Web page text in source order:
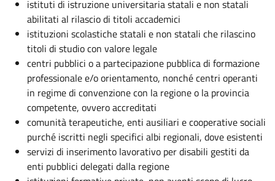
istituti di istruzione universitaria statali e non statali
abilitati al rilascio di titoli accademici
istituzioni scolastiche statali e non statali che rilascino
titoli di studio con valore legale
centri pubblici o a partecipazione pubblica di formazione
professionale e/o orientamento, nonché centri operanti
in regime di convenzione con la regione o la provincia
competente, ovvero accreditati
comunità terapeutiche, enti ausiliari e cooperative sociali
purché iscritti negli specifici albi regionali, dove esistenti
servizi di inserimento lavorativo per disabili gestiti da
enti pubblici delegati dalla regione